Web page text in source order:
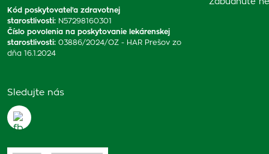
Kód poskytovateľa zdravotnej
starostlivosti: N57298160301
Číslo povolenia na poskytovanie lekárenskej
starostlivosti: 03886/2024/OZ - HAR Prešov zo
dňa 16.1.2024
Sledujte nás
Zabudnuté